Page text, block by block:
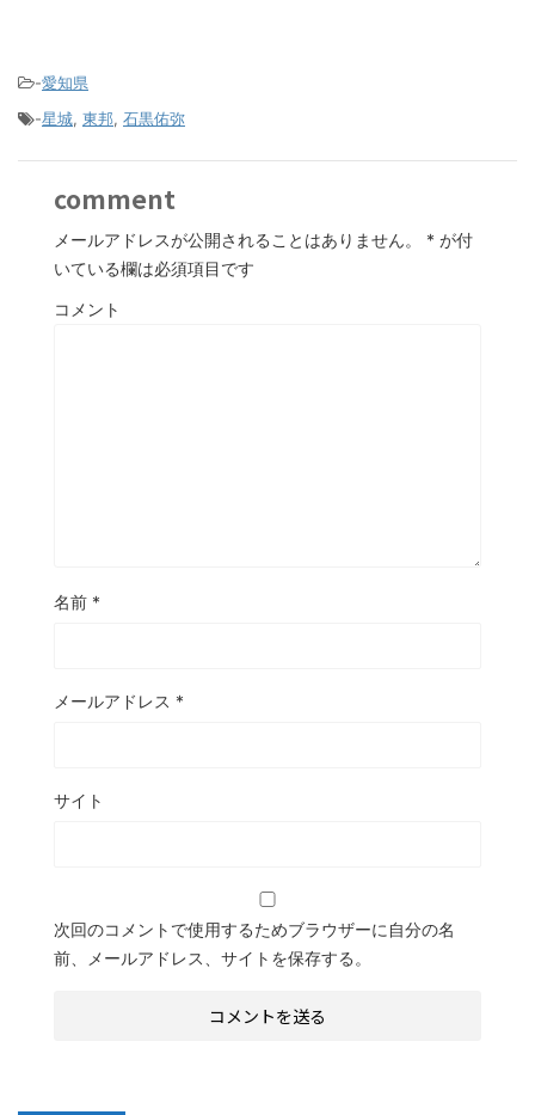
-愛知県
-星城, 東邦, 石黒佑弥
comment
メールアドレスが公開されることはありません。 * が付
いている欄は必須項目です
コメント
名前 *
メールアドレス *
サイト
次回のコメントで使用するためブラウザーに自分の名
前、メールアドレス、サイトを保存する。